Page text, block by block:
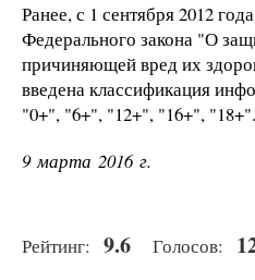
Ранее, с 1 сентября 2012
Федерального закона "О
причиняющей вред их
введена классификация
"0+", "6+", "12+", "16+", "18+".
9 марта 2016 г.
Рейтинг: 9.6 Голосов: